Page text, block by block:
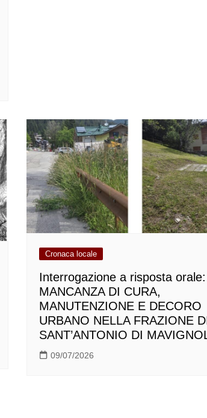
Cronaca locale
Interrogazione a risposta orale:
MANCANZA DI CURA,
MANUTENZIONE E DECORO
URBANO NELLA FRAZIONE
SANT’ANTONIO DI
09/07/2026